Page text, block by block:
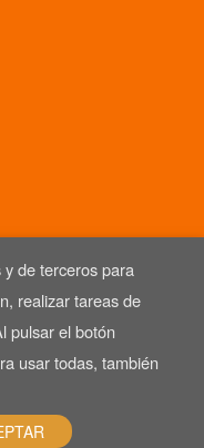
Las Imágenes de
de terceros para
realizar tareas de
pulsar el botón
usar todas, también